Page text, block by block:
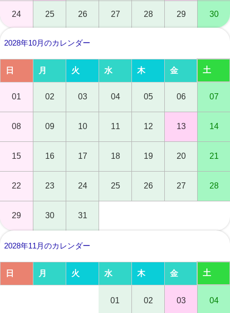
24 25 26 27 28 29 30
2028年10月のカレンダー
日 月 火 水 木 金 土
01 02 03 04 05 06 07
08 09 10 11 12 13 14
15 16 17 18 19 20 21
22 23 24 25 26 27 28
29 30 31
2028年11月のカレンダー
日 月 火 水 木 金 土
01 02 03 04